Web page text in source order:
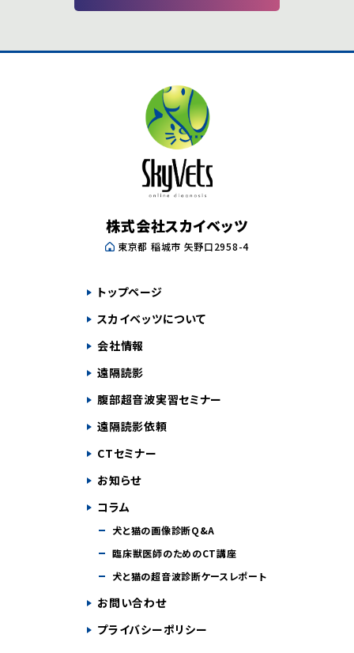
株式会社スカイベッツ
東京都 稲城市 矢野口2958-4
トップページ
スカイベッツについて
会社情報
遠隔読影
腹部超音波実習セミナー
遠隔読影依頼
CTセミナー
お知らせ
コラム
犬と猫の画像診断Q&A
臨床獣医師のためのCT講座
犬と猫の超音波診断ケースレポート
お問い合わせ
プライバシーポリシー